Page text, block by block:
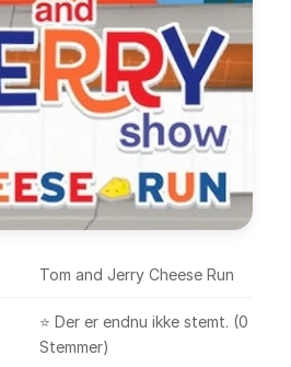
Tom and Jerry Cheese Run
⭐ Der er endnu ikke stemt. (0
Stemmer)